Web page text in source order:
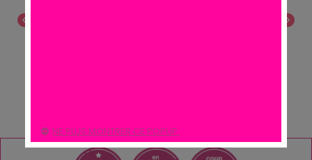
chevron_left chevron_right
NE PLUS MONTRER CE POPUP.